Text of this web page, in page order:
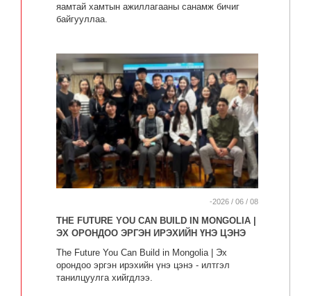
яамтай хамтын ажиллагааны санамж бичиг
байгууллаа.
-2026 / 06 / 08
THE FUTURE YOU CAN BUILD IN MONGOLIA |
ЭХ ОРОНДОО ЭРГЭН ИРЭХИЙН ҮНЭ ЦЭНЭ
The Future You Can Build in Mongolia | Эх
орондоо эргэн ирэхийн үнэ цэнэ - илтгэл
танилцуулга хийгдлээ.